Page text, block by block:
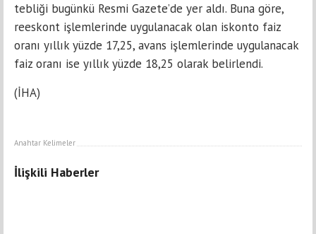
tebliği bugünkü Resmi Gazete’de yer aldı. Buna göre,
reeskont işlemlerinde uygulanacak olan iskonto faiz
oranı yıllık yüzde 17,25, avans işlemlerinde uygulanacak
faiz oranı ise yıllık yüzde 18,25 olarak belirlendi.
(İHA)
Anahtar Kelimeler
İlişkili Haberler